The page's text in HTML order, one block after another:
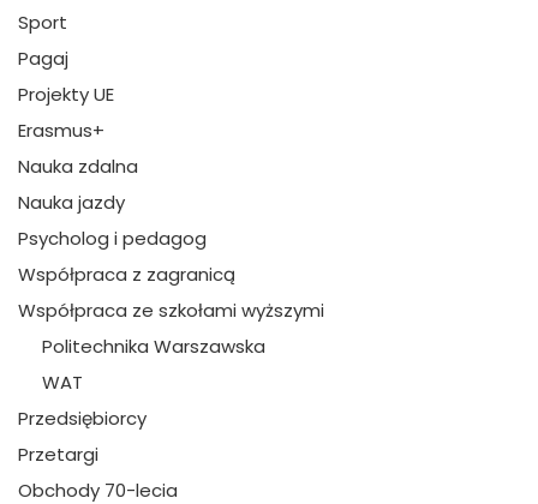
Sport
Pagaj
Projekty UE
Erasmus+
Nauka zdalna
Nauka jazdy
Psycholog i pedagog
Współpraca z zagranicą
Współpraca ze szkołami wyższymi
Politechnika Warszawska
WAT
Przedsiębiorcy
Przetargi
Obchody 70-lecia